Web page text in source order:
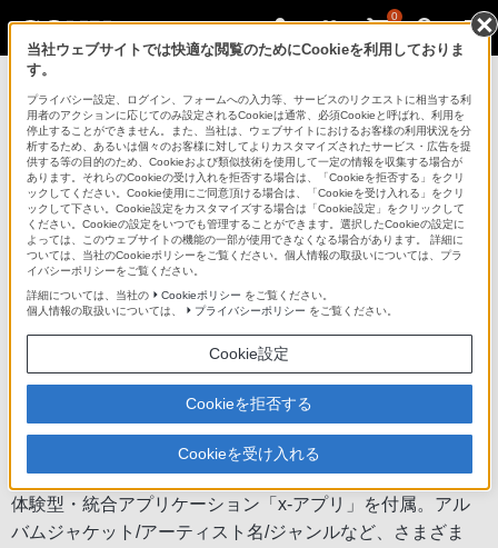
0
ポータブルオーディオプレーヤー ウォークマ
ン
NW-E060シリーズ
“ウォークマン”Eシリーズ[メモリータイプ] NW-E060シリーズ
商品の特長 | 転送
体験型・統合アプリケーション「x-アプリ」
で、楽曲をカンタン管理
体験型・統合アプリケーション「x-アプリ」を付属。アル
バムジャケット/アーティスト名/ジャンルなど、さまざま
当社ウェブサイトでは快適な閲覧のためにCookieを利用しておりま
す。
プライバシー設定、ログイン、フォームへの入力等、サービスのリクエストに相当する利
用者のアクションに応じてのみ設定されるCookieは通常、必須Cookieと呼ばれ、利用を
停止することができません。また、当社は、ウェブサイトにおけるお客様の利用状況を分
析するため、あるいは個々のお客様に対してよりカスタマイズされたサービス・広告を提
供する等の目的のため、Cookieおよび類似技術を使用して一定の情報を収集する場合が
あります。それらのCookieの受け入れを拒否する場合は、「Cookieを拒否する」をクリ
ックしてください。Cookie使用にご同意頂ける場合は、「Cookieを受け入れる」をクリ
ックして下さい。Cookie設定をカスタマイズする場合は「Cookie設定」をクリックして
ください。Cookieの設定をいつでも管理することができます。選択したCookieの設定に
よっては、このウェブサイトの機能の一部が使用できなくなる場合があります。 詳細に
ついては、当社のCookieポリシーをご覧ください。個人情報の取扱いについては、プラ
イバシーポリシーをご覧ください。
詳細については、当社の
Cookieポリシー をご覧ください。
個人情報の取扱いについては、
プライバシーポリシー をご覧ください。
Cookie設定
Cookieを拒否する
Cookieを受け入れる